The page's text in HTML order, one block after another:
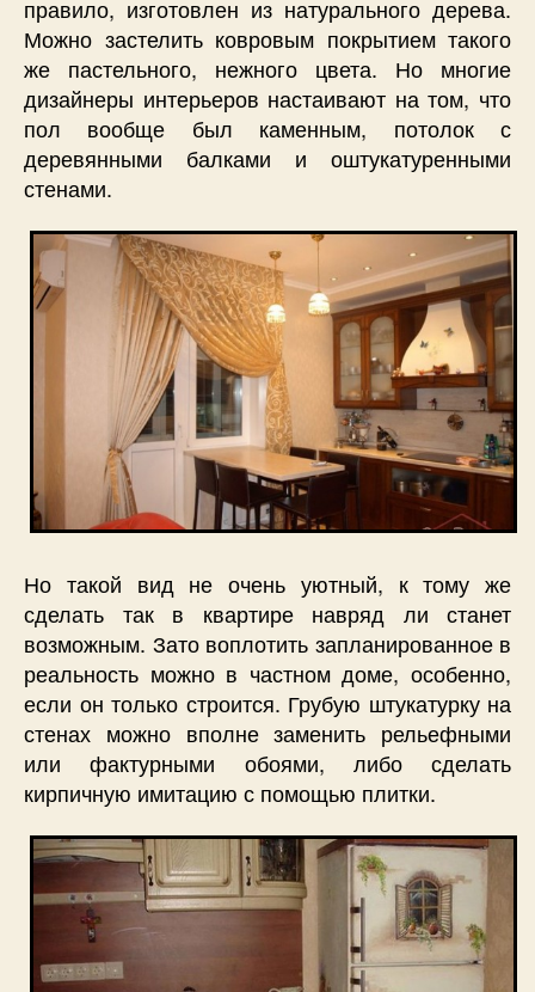
правило, изготовлен из натурального дерева.
Можно застелить ковровым покрытием такого
же пастельного, нежного цвета. Но многие
дизайнеры интерьеров настаивают на том, что
пол вообще был каменным, потолок с
деревянными балками и оштукатуренными
стенами.
Но такой вид не очень уютный, к тому же
сделать так в квартире навряд ли станет
возможным. Зато воплотить запланированное в
реальность можно в частном доме, особенно,
если он только строится. Грубую штукатурку на
стенах можно вполне заменить рельефными
или фактурными обоями, либо сделать
кирпичную имитацию с помощью плитки.